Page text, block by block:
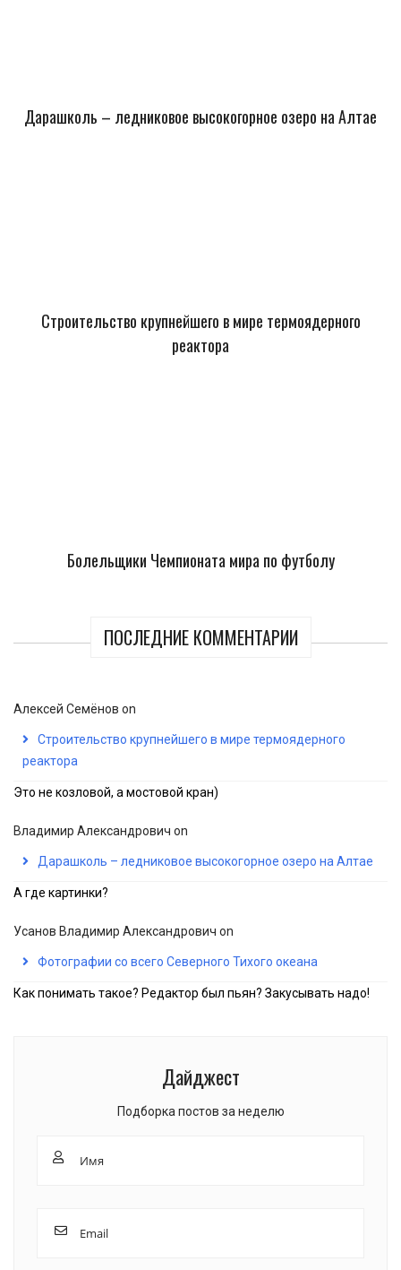
Дарашколь – ледниковое высокогорное озеро на Алтае
Строительство крупнейшего в мире термоядерного
реактора
Болельщики Чемпионата мира по футболу
ПОСЛЕДНИЕ КОММЕНТАРИИ
Алексей Семёнов on
Строительство крупнейшего в мире термоядерного
реактора
Это не козловой, а мостовой кран)
Владимир Александрович on
Дарашколь – ледниковое высокогорное озеро на Алтае
А где картинки?
Усанов Владимир Александрович on
Фотографии со всего Северного Тихого океана
Как понимать такое? Редактор был пьян? Закусывать надо!
Дайджест
Подборка постов за неделю